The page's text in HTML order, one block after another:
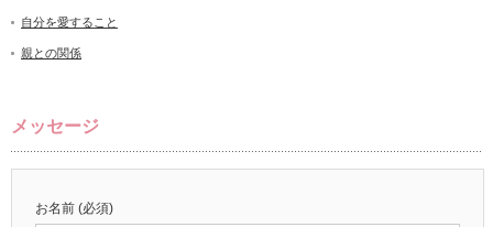
自分を愛すること
親との関係
メッセージ
お名前 (必須)